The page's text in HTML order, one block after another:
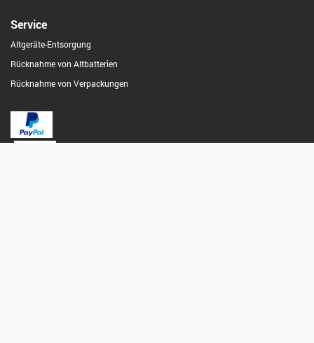
Service
Altgeräte-Entsorgung
Rücknahme von Altbatterien
Rücknahme von Verpackungen